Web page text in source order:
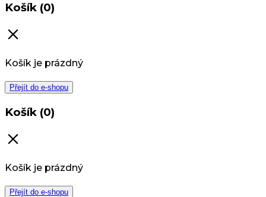
Košík (0)
Košík je prázdný
Přejít do e-shopu
Košík (0)
Košík je prázdný
Přejít do e-shopu